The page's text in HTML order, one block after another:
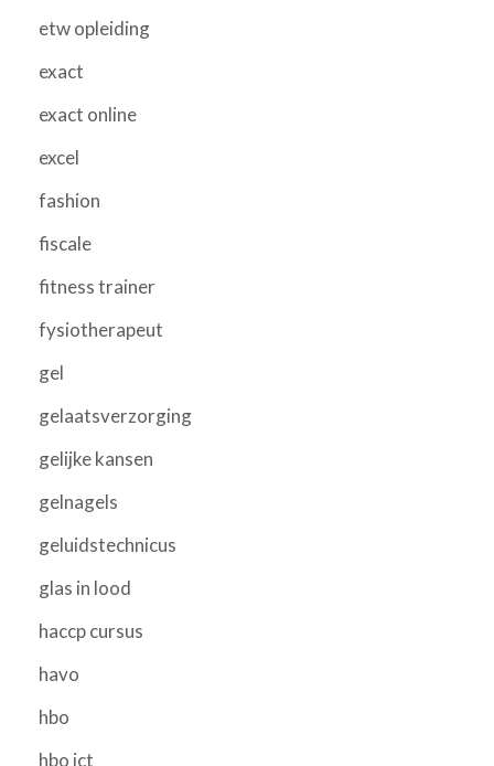
etw opleiding
exact
exact online
excel
fashion
fiscale
fitness trainer
fysiotherapeut
gel
gelaatsverzorging
gelijke kansen
gelnagels
geluidstechnicus
glas in lood
haccp cursus
havo
hbo
hbo ict